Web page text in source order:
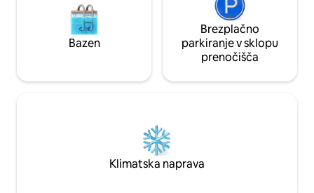
Bazen
Brezplačno
parkiranje v sklopu
prenočišča
Klimatska naprava